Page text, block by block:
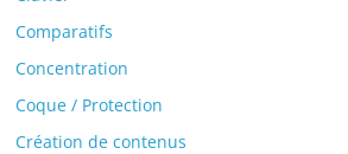
Comparatifs
Concentration
Coque / Protection
Création de contenus